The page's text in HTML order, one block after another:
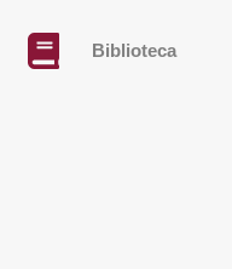
Biblioteca